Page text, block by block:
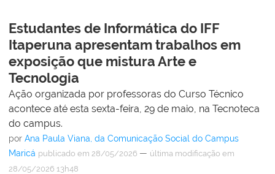
Estudantes de Informática do IFF
Itaperuna apresentam trabalhos em
exposição que mistura Arte e
Tecnologia
Ação organizada por professoras do Curso Técnico
acontece até esta sexta-feira, 29 de maio, na Tecnoteca
do campus.
por Ana Paula Viana, da Comunicação Social do Campus
Maricá publicado em 28/05/2026 — última modificação em
28/05/2026 13h48